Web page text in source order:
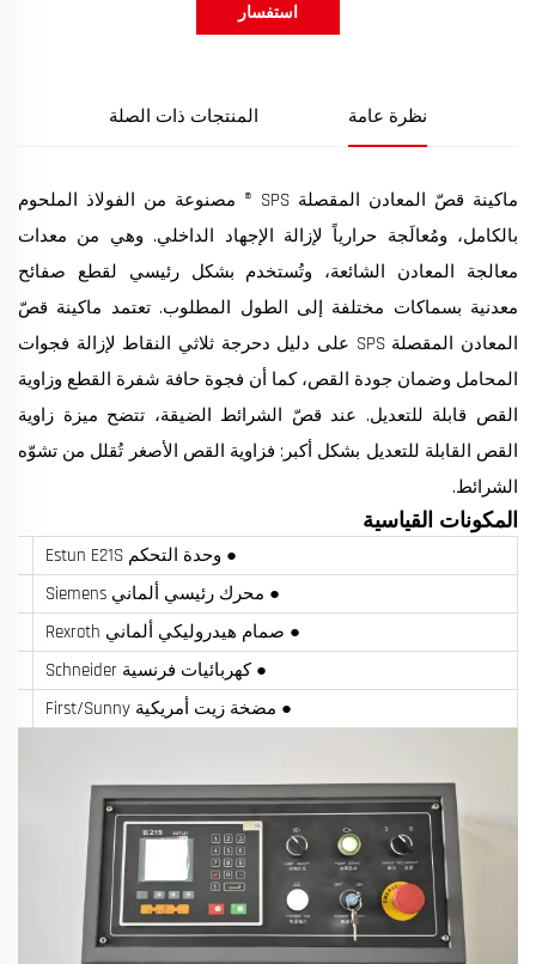
استفسار
نظرة عامة المنتجات ذات الصلة
ماكينة قصّ المعادن المقصلة SPS ® مصنوعة من الفولاذ الملحوم
بالكامل، ومُعالَجة حرارياً لإزالة الإجهاد الداخلي. وهي من معدات
معالجة المعادن الشائعة، وتُستخدم بشكل رئيسي لقطع صفائح
معدنية بسماكات مختلفة إلى الطول المطلوب. تعتمد ماكينة قصّ
المعادن المقصلة SPS على دليل دحرجة ثلاثي النقاط لإزالة فجوات
المحامل وضمان جودة القص، كما أن فجوة حافة شفرة القطع وزاوية
القص قابلة للتعديل. عند قصّ الشرائط الضيقة، تتضح ميزة زاوية
القص القابلة للتعديل بشكل أكبر: فزاوية القص الأصغر تُقلل من تشوّه
الشرائط.
المكونات القياسية
● وحدة التحكم Estun E21S
● محرك رئيسي ألماني Siemens
● صمام هيدروليكي ألماني Rexroth
● كهربائيات فرنسية Schneider
● مضخة زيت أمريكية First/Sunny